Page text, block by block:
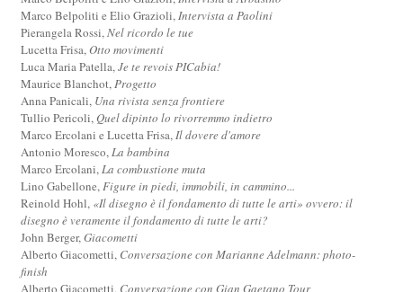
Marco Belpoliti e Elio Grazioli,Intervista a Paolini
Pierangela Rossi,Nel ricordo le tue
Lucetta Frisa,Otto movimenti
Luca Maria Patella,Je te revois PICabia!
Maurice Blanchot,Progetto
Anna Panicali, Una rivista senza frontiere
Tullio Pericoli,Quel dipinto lo rivorremmo indietro
Marco Ercolani e Lucetta Frisa,Il dovere d'amore
Antonio Moresco,La bambina
Marco Ercolani,La combustione muta
Lino Gabellone,Figure in piedi, immobili, in cammino...
Reinold Hohl, «Il disegno è il fondamento di tutte le arti» ovvero: il
disegno è veramente il fondamento di tutte le arti?
John Berger,Giacometti
Alberto Giacometti, Conversazione con Marianne Adelmann: photo-
finish
Alberto Giacometti, Conversazione con Gian Gaetano Tour